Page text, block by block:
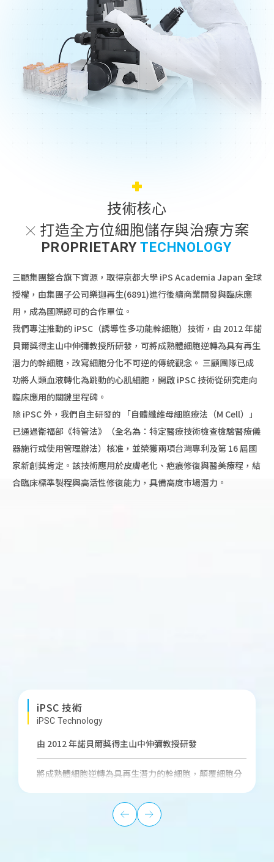
技術核心
打造全方位細胞儲存與治療方案
PROPRIETARYTECHNOLOGY
三顧集團整合旗下資源，取得京都大學 iPS Academia Japan 全球
授權，由集團子公司樂迦再生(6891)進行後續商業開發與臨床應
用，成為國際認可的合作單位。
我們專注推動的 iPSC（誘導性多功能幹細胞）技術，由 2012 年諾
貝爾獎得主山中伸彌教授所研發，可將成熟體細胞逆轉為具有再生
潛力的幹細胞，改寫細胞分化不可逆的傳統觀念。 三顧團隊已成
功將人類血液轉化為跳動的心肌細胞，開啟 iPSC 技術從研究走向
臨床應用的關鍵里程碑。
除 iPSC 外，我們自主研發的 「自體纖維母細胞療法（M Cell）」
已通過衛福部《特管法》（全名為：特定醫療技術檢查檢驗醫療儀
器施行或使用管理辦法）核准，並榮獲兩項台灣專利及第 16 屆國
家新創獎肯定。該技術應用於皮膚老化、疤痕修復與醫美療程，結
合臨床標準製程與高活性修復能力，具備高度市場潛力。
iPSC 技術
iPSC Technology
由 2012 年諾貝爾獎得主山中伸彌教授研發
將成熟體細胞逆轉為具再生潛力的幹細胞，顛覆細胞分
化不可逆的觀念